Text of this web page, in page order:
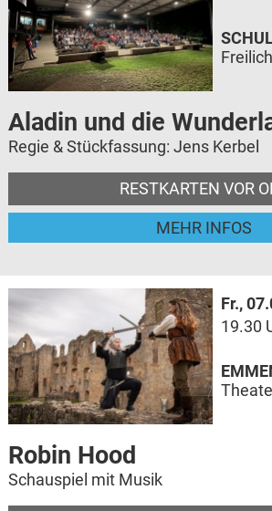
Aladin und die
Regie & Stückfassung: Jens Kerbel
RESTKARTEN VOR
MEHR INFOS
Fr.,
19.30
Robin Hood
Schauspiel mit Musik